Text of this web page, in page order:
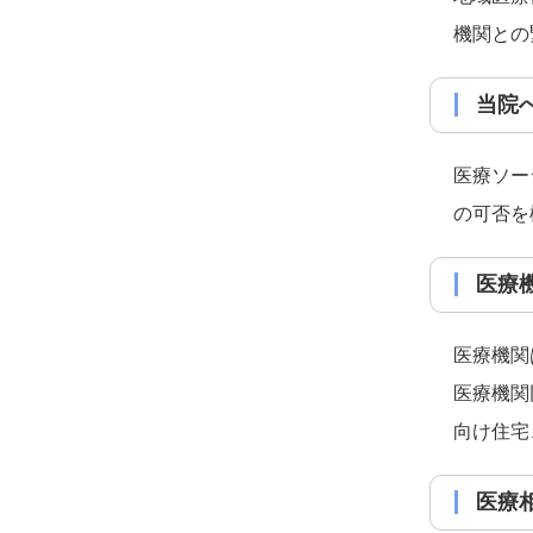
機関と
当
医療ソ
の可否
医
医療機
医療機
向け住
医